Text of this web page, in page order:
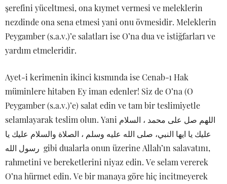
şerefini yüceltmesi, ona kıymet vermesi ve meleklerin
nezdinde ona sena etmesi yani onu övmesidir. Meleklerin
Peygamber (s.a.v.)’e salatları ise O’na dua ve istiğfarları ve
yardım etmeleridir.
Ayet-i kerimenin ikinci kısmında ise Cenab-ı Hak
müminlere hitaben Ey iman edenler! Siz de O’na (O
Peygamber (s.a.v.)’e) salat edin ve tam bir teslimiyetle
selamlayarak teslim olun. Yani اللهم صل على محمد ، السلام
عليك يا ايها النبي، صلى الله عليه وسلم ، الصلاة والسلام عليك يا
رسول الله gibi dualarla onun üzerine Allah’ın salavatını,
rahmetini ve bereketlerini niyaz edin. Ve selam vererek
O’na hürmet edin. Ve bir manaya göre hiç incitmeyerek